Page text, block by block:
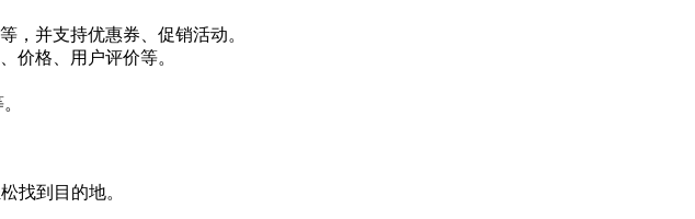
，并支持优惠券、促销活动。
价格、用户评价等。
找到目的地。